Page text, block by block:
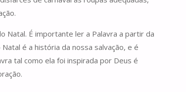
Natal. É importante ler a Palavra a partir da
é a história da nossa salvação, e é
tal como ela foi inspirada por Deus é